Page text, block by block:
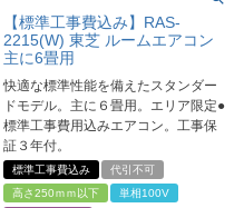
【標準工事費込み】RAS-
2215(W) 東芝 ルームエアコン
主に6畳用
快適な標準性能を備えたスタンダー
ドモデル。主に６畳用。エリア限定●
標準工事費用込みエアコン。工事保
証３年付。
標準工事費込み
代引不可
高さ250ｍｍ以下
単相100V